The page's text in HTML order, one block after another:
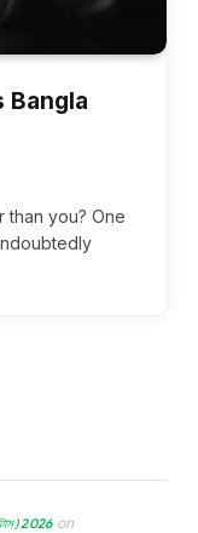
Bangla
than you? One
2026on